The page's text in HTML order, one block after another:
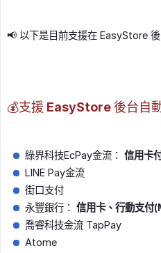
📢 以下是目前支援在 EasyStore
💰支援 EasyStore 後台自
綠界科技EcPay金流： 信用卡
LINE Pay金流
街口支付
永豐銀行： 信用卡、行動支付
喬睿科技金流 TapPay
Atome